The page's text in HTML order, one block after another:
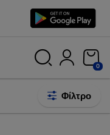
0
Φίλτρο